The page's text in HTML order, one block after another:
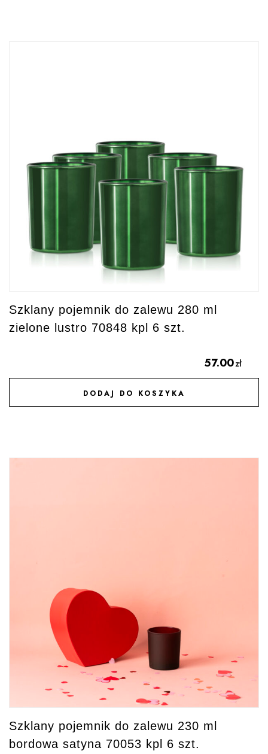
Szklany pojemnik do zalewu 280 ml
zielone lustro 70848 kpl 6 szt.
57.00zł
DODAJ DO KOSZYKA
DODAJ DO ULUBIONYCH
Szklany pojemnik do zalewu 230 ml
bordowa satyna 70053 kpl 6 szt.